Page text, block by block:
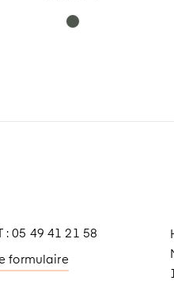
: 05 49 41 21 58
formulaire